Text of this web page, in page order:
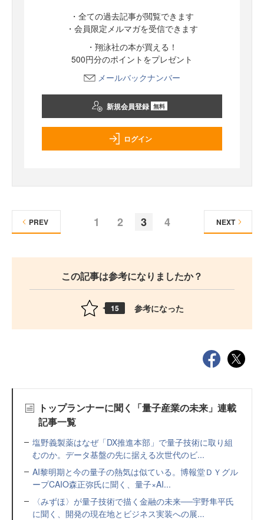
・全ての過去記事が閲覧できます
・会員限定メルマガを受信できます
・翔泳社の本が買える！
500円分のポイントをプレゼント
メールバックナンバー
新規会員登録 無料
ログイン
1 2 3 4
PREV NEXT
この記事は参考になりましたか？
15 参考になった
トップランナーに聞く「量子産業の未来」連載
記事一覧
塩野義製薬はなぜ「DX推進本部」で量子技術に取り組
むのか。データ基盤の先に据える次世代のビ...
AI黎明期と今の量子の熱気は似ている。博報堂ＤＹグル
ープCAIO森正弥氏に聞く、量子×AI...
〈みずほ〉が量子技術で描く金融の未来──宇野隼平氏
に聞く、開発の現在地とビジネス実装への展...